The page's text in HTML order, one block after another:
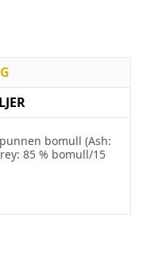
bomull (Ash:
85 % bomull/15